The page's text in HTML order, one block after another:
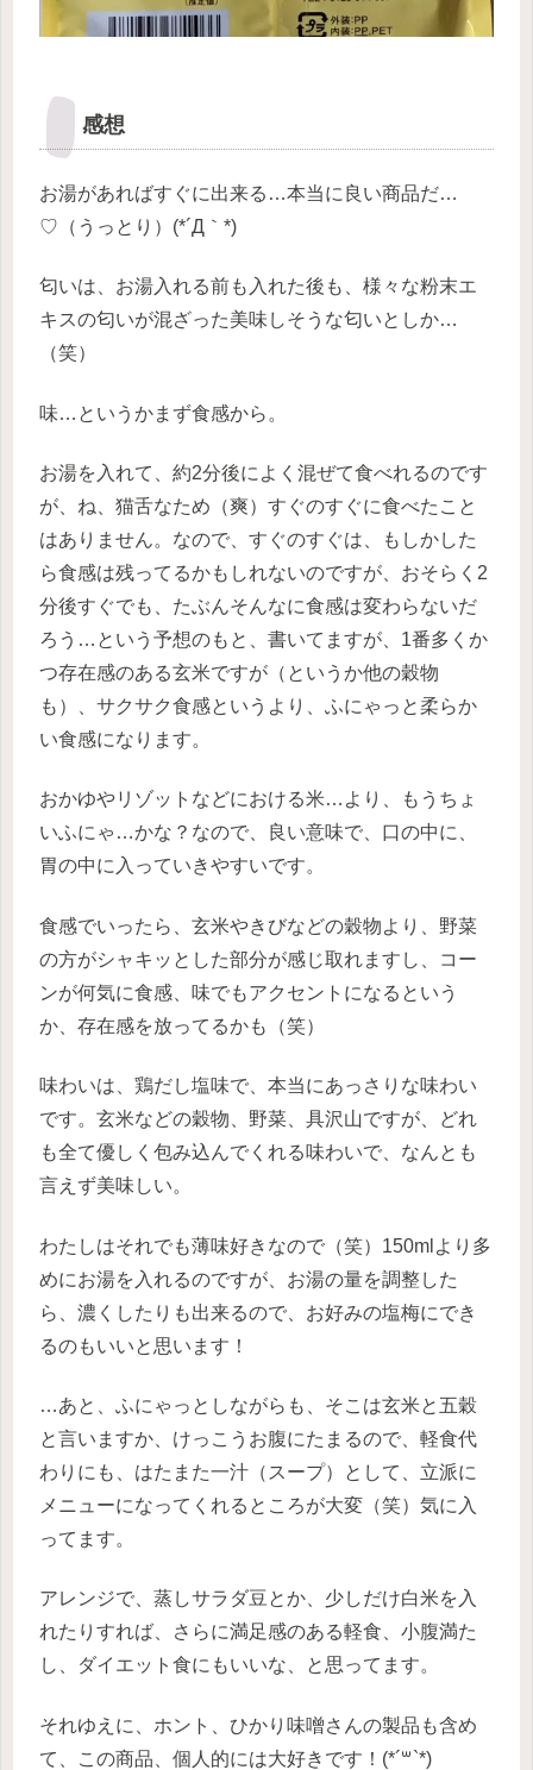
感想
お湯があればすぐに出来る…本当に良い商品だ…
♡（うっとり）(*´Д｀*)
匂いは、お湯入れる前も入れた後も、様々な粉末エ
キスの匂いが混ざった美味しそうな匂いとしか…
（笑）
味…というかまず食感から。
お湯を入れて、約2分後によく混ぜて食べれるのです
が、ね、猫舌なため（爽）すぐのすぐに食べたこと
はありません。なので、すぐのすぐは、もしかした
ら食感は残ってるかもしれないのですが、おそらく2
分後すぐでも、たぶんそんなに食感は変わらないだ
ろう…という予想のもと、書いてますが、1番多くか
つ存在感のある玄米ですが（というか他の穀物
も）、サクサク食感というより、ふにゃっと柔らか
い食感になります。
おかゆやリゾットなどにおける米…より、もうちょ
いふにゃ…かな？なので、良い意味で、口の中に、
胃の中に入っていきやすいです。
食感でいったら、玄米やきびなどの穀物より、野菜
の方がシャキッとした部分が感じ取れますし、コー
ンが何気に食感、味でもアクセントになるという
か、存在感を放ってるかも（笑）
味わいは、鶏だし塩味で、本当にあっさりな味わい
です。玄米などの穀物、野菜、具沢山ですが、どれ
も全て優しく包み込んでくれる味わいで、なんとも
言えず美味しい。
わたしはそれでも薄味好きなので（笑）150mlより多
めにお湯を入れるのですが、お湯の量を調整した
ら、濃くしたりも出来るので、お好みの塩梅にでき
るのもいいと思います！
…あと、ふにゃっとしながらも、そこは玄米と五穀
と言いますか、けっこうお腹にたまるので、軽食代
わりにも、はたまた一汁（スープ）として、立派に
メニューになってくれるところが大変（笑）気に入
ってます。
アレンジで、蒸しサラダ豆とか、少しだけ白米を入
れたりすれば、さらに満足感のある軽食、小腹満た
し、ダイエット食にもいいな、と思ってます。
それゆえに、ホント、ひかり味噌さんの製品も含め
て、この商品、個人的には大好きです！(*´꒳`*)